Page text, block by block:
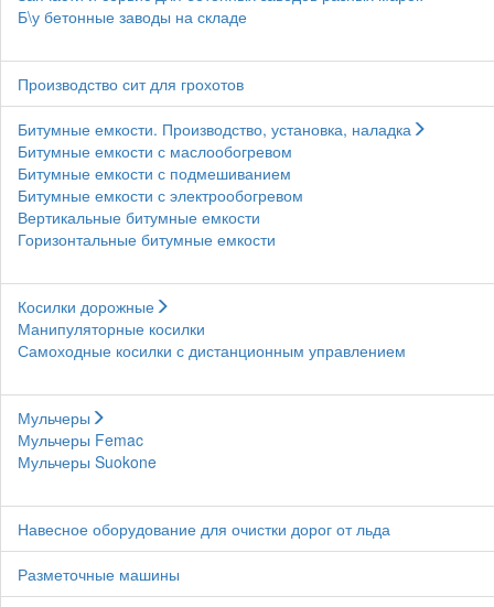
Б\у бетонные заводы на складе
Производство сит для грохотов
Битумные емкости. Производство, установка, наладка
Битумные емкости с маслообогревом
Битумные емкости с подмешиванием
Битумные емкости с электрообогревом
Вертикальные битумные емкости
Горизонтальные битумные емкости
Косилки дорожные
Манипуляторные косилки
Самоходные косилки с дистанционным управлением
Мульчеры
Мульчеры Femac
Мульчеры Suokone
Навесное оборудование для очистки дорог от льда
Разметочные машины